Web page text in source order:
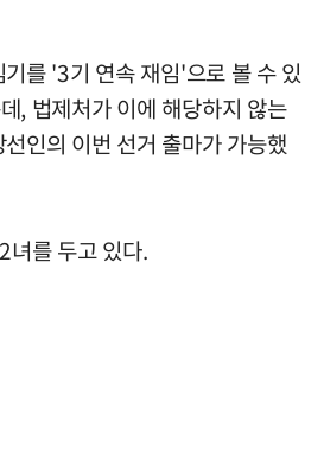
를 '3기 연속 재임'으로 볼 수 있
, 법제처가 이에 해당하지 않는
인의 이번 선거 출마가 가능했
녀를 두고 있다.